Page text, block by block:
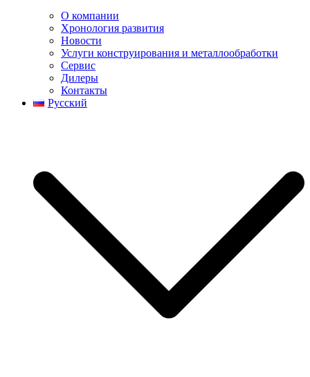
О компании
Хронология развития
Новости
Услуги конструирования и металлообработки
Сервис
Дилеры
Контакты
Русский